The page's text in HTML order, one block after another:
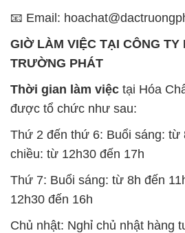
📧 Email:
GIỜ LÀM VIỆC TẠI CÔNG
TRƯỜNG PHÁT
Thời gian làm việc tại Hóa
được tổ chức như sau:
Thứ 2 đến thứ 6: Buổi sáng: từ
chiều: từ 12h30 đến 17h
Thứ 7: Buổi sáng: từ 8h đến
12h30 đến 16h
Chủ nhật: Nghỉ chủ nhật hàng